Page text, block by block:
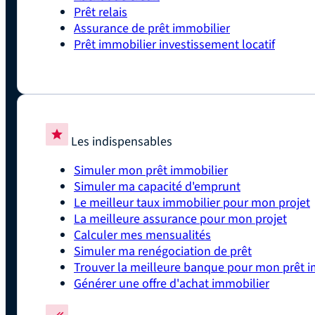
Prêt relais
Assurance de prêt immobilier
Prêt immobilier investissement locatif
Les indispensables
Simuler mon prêt immobilier
Simuler ma capacité d'emprunt
Le meilleur taux immobilier pour mon projet
La meilleure assurance pour mon projet
Calculer mes mensualités
Simuler ma renégociation de prêt
Trouver la meilleure banque pour mon prêt
Générer une offre d'achat immobilier